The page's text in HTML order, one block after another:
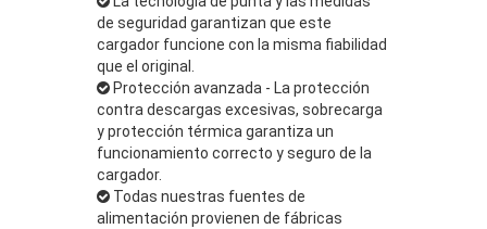
de seguridad garantizan que este
cargador funcione con la misma fiabilidad
que el original.
Protección avanzada - La protección
contra descargas excesivas, sobrecarga
y protección térmica garantiza un
funcionamiento correcto y seguro de la
cargador.
Todas nuestras fuentes de
alimentación provienen de fábricas